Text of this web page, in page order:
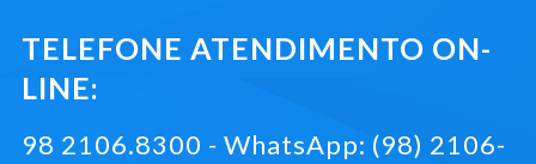
TELEFONE ATENDIMENTO ON-
LINE:
98 2106.8300 - WhatsApp: (98) 2106-